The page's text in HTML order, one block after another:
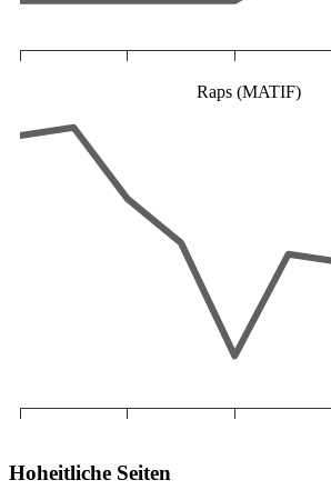
Raps (MATIF)
Hoheitliche Seiten